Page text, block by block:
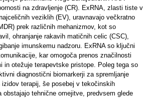
na zdravljenje (CR). ExRNA, zlasti tiste v
veziklih (EV), uravnavajo večkratno
prek različnih mehanizmov, kot so
ohranjanje rakavih matičnih celic (CSC),
imunskemu nadzoru. ExRNA so ključni
kar omogoča prenos značilnosti
in otežuje terapevtske pristope. Poleg tega so
diagnostični biomarkerji za spremljanje
terapij, še posebej v tekočinskih
obstajajo tehnične omejitve, predvsem glede